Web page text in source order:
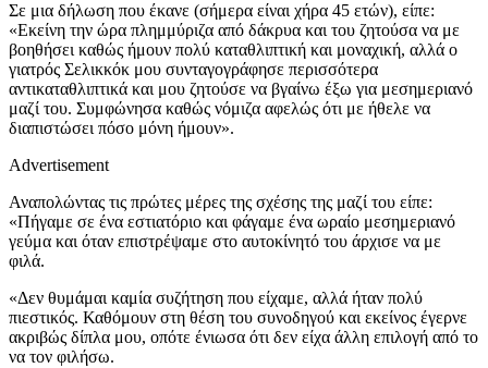
Σε μια δήλωση που έκανε (σήμερα είναι χήρα 45 ετών), είπε:
«Εκείνη την ώρα πλημμύριζα από δάκρυα και του ζητούσα να με
βοηθήσει καθώς ήμουν πολύ καταθλιπτική και μοναχική, αλλά ο
γιατρός Σελικκόκ μου συνταγογράφησε περισσότερα
αντικαταθλιπτικά και μου ζητούσε να βγαίνω έξω για μεσημεριανό
μαζί του. Συμφώνησα καθώς νόμιζα αφελώς ότι με ήθελε να
διαπιστώσει πόσο μόνη ήμουν».
Advertisement
Αναπολώντας τις πρώτες μέρες της σχέσης της μαζί του είπε:
«Πήγαμε σε ένα εστιατόριο και φάγαμε ένα ωραίο μεσημεριανό
γεύμα και όταν επιστρέψαμε στο αυτοκίνητό του άρχισε να με
φιλά.
«Δεν θυμάμαι καμία συζήτηση που είχαμε, αλλά ήταν πολύ
πιεστικός. Καθόμουν στη θέση του συνοδηγού και εκείνος έγερνε
ακριβώς δίπλα μου, οπότε ένιωσα ότι δεν είχα άλλη επιλογή από το
να τον φιλήσω.